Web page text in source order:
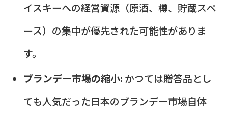
イスキーへの経営資源（原酒、樽、貯蔵スペ
ース）の集中が優先された可能性がありま
す。
ブランデー市場の縮小: かつては贈答品とし
ても人気だった日本のブランデー市場自体